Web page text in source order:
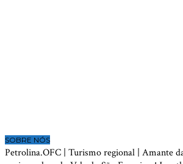
SOBRE NÓS
Petrolina.OFC | Turismo regional | Amante